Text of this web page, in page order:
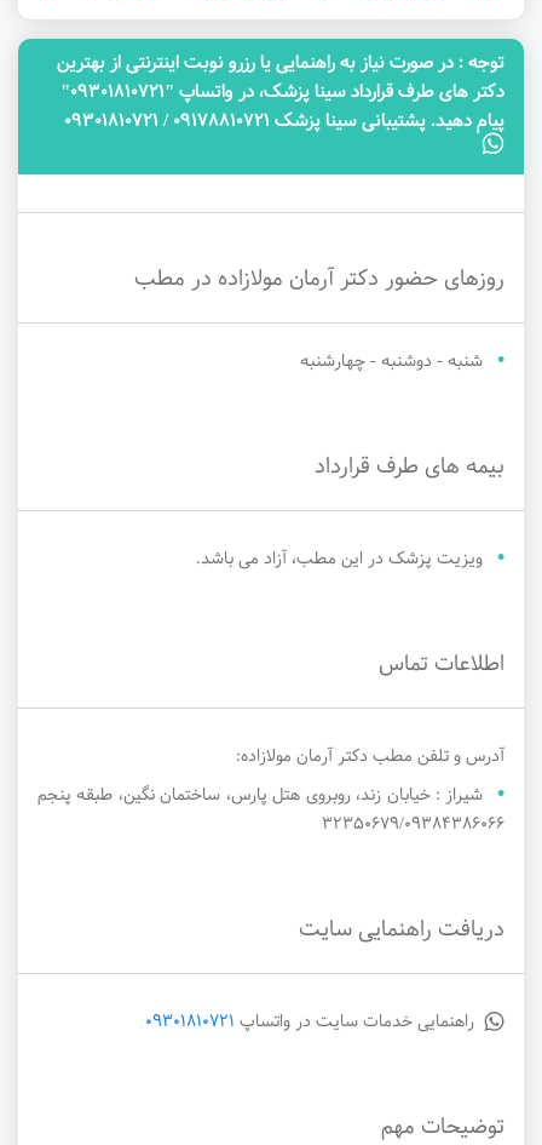
توجه‌ : در صورت نیاز به راهنمایی یا رزرو نوبت اینترنتی از بهترین
دکتر های طرف قرارداد سینا پزشک، در واتساپ "09301810721"
پیام دهید. پشتیبانی سینا پزشک 09178810721 / 09301810721
روزهای حضور دکتر آرمان مولازاده در مطب
شنبه - دوشنبه - چهارشنبه
بیمه های طرف قرارداد
ویزیت پزشک در این مطب، آزاد می باشد.
اطلاعات تماس
آدرس و تلفن مطب دکتر آرمان مولازاده:
شیراز : خیابان زند، روبروی هتل پارس، ساختمان نگین، طبقه پنجم
32350679/09384386066
دریافت راهنمایی سایت
راهنمایی خدمات سایت در واتساپ 09301810721
توضیحات مهم